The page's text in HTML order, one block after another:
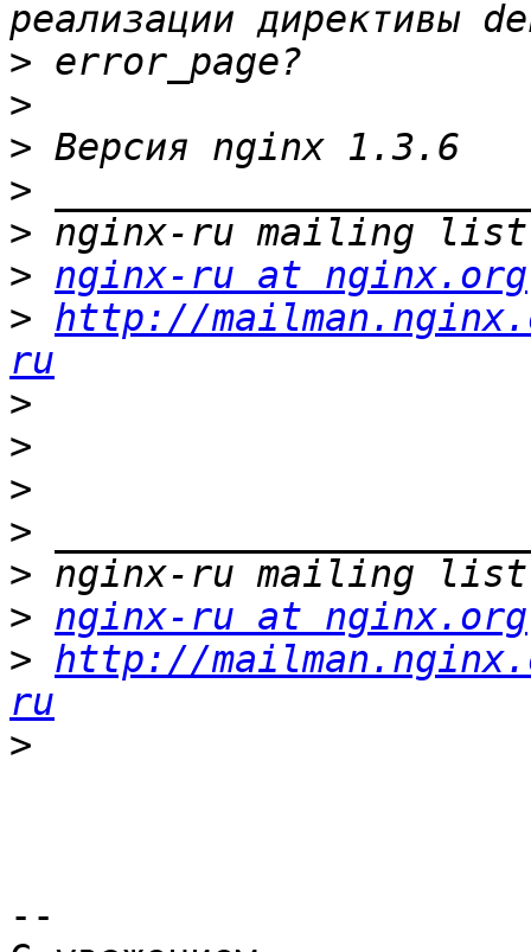
>
>
>
>
>
> nginx-ru at nginx.org
> http://
ru
>
>
>
>
>
> nginx-ru at nginx.org
> http://
ru
>
--